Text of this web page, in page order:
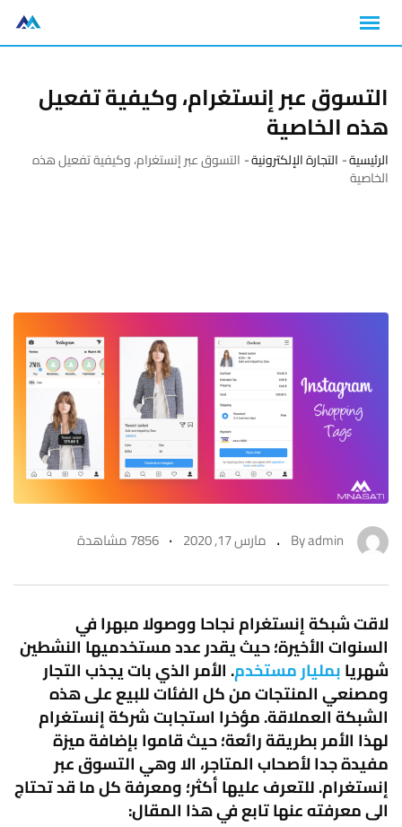
التسوق عبر إنستغرام، وكيفية تفعيل
هذه الخاصية
الرئيسية- التجارة الإلكترونية- التسوق عبر إنستغرام، وكيفية تفعيل هذه
الخاصية
Byadmin مارس 17, 2020 7856 مشاهدة
لاقت شبكة إنستغرام نجاحا ووصولا مبهرا في
السنوات الأخيرة؛ حيث يقدر عدد مستخدميها النشطين
شهريابمليار مستخدم. الأمر الذي بات يجذب التجار
ومصنعي المنتجات من كل الفئات للبيع على هذه
الشبكة العملاقة. مؤخرا استجابت شركة إنستغرام
لهذا الأمر بطريقة رائعة؛ حيث قاموا بإضافة ميزة
مفيدة جدا لأصحاب المتاجر، الا وهي التسوق عبر
إنستغرام. للتعرف عليها أكثر؛ ومعرفة كل ما قد تحتاج
الى معرفته عنها تابع في هذا المقال: